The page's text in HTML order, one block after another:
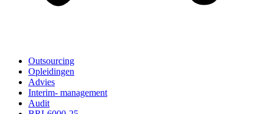
Outsourcing
Opleidingen
Advies
Interim- management
Audit